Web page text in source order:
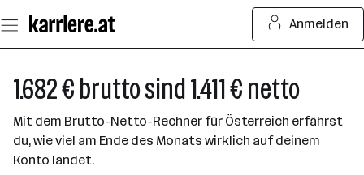
Seiteninhalt
springen
Anmelden
1.682 € brutto sind 1.411 € netto
Mit dem Brutto-Netto-Rechner für Österreich erfährst
du, wie viel am Ende des Monats wirklich auf deinem
Konto landet.